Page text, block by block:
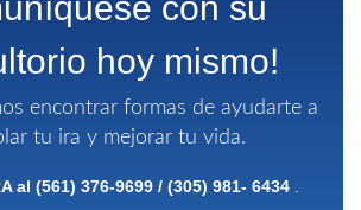
hoy mismo!
encontrar formas de ayudarte a
tu ira y mejorar tu vida.
al (561) 376-9699 / (305) 981- 6434